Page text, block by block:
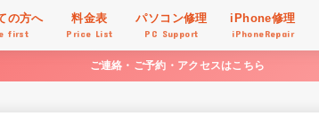
の方へ
first
料金表
Price List
パソコン修理
PC Support
iPhone修理
iPhoneRepair
ご連絡・ご予約・アクセスはこちら